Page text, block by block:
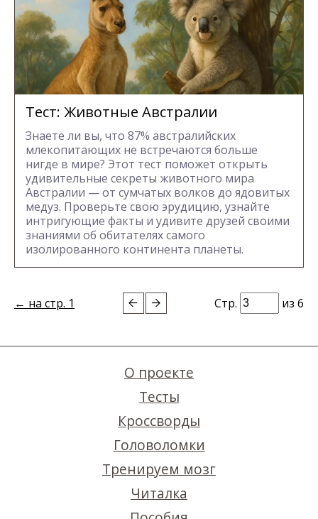
Тест: Животные Австралии
Знаете ли вы, что 87% австралийских
млекопитающих не встречаются больше
нигде в мире? Этот тест поможет открыть
удивительные секреты животного мира
Австралии — от сумчатых волков до ядовитых
медуз. Проверьте свою эрудицию, узнайте
интригующие факты и удивите друзей своими
знаниями об обитателях самого
изолированного континента планеты.
← на стр. 1 Стр. из 6
О проекте
Тесты
Кроссворды
Головоломки
Тренируем мозг
Читалка